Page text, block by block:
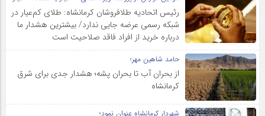
رئیس اتحادیه طلافروشان کرمانشاه: طلای کم‌عیار در
شبکه رسمی عرضه جایی ندارد/ بیشترین هشدار ما
درباره خرید از افراد فاقد صلاحیت است
حامد شاهین مهر؛
از بحران آب تا بحران پشه؛ هشدار جدی برای شرق
کرمانشاه
شهردار کرمانشاه عنوان نمود؛